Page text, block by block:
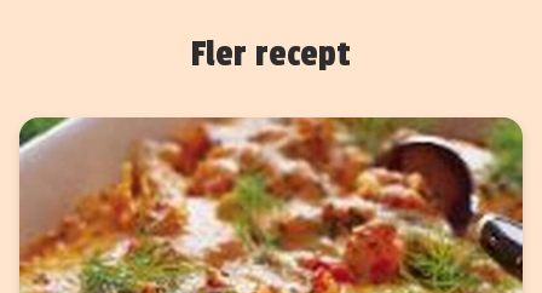
Fler recept